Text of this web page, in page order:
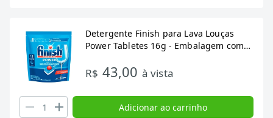
Detergente Finish para Lava Louças
Power Tabletes 16g - Embalagem com
R$ 43,00 à vista
Adicionar ao carrinho